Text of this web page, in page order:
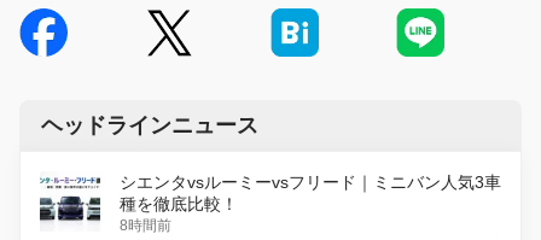
ヘッドラインニュース
シエンタvsルーミーvsフリード｜ミニバン人気3車
種を徹底比較！
8時間前